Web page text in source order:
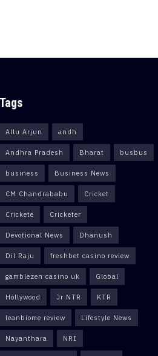
Tags
Allu Arjun andh
Andhra Pradesh Bharat busbus
business Business News
CM Chandrababu Cricket
Crickete Cricketer
Devotional News Dhanush
Dil Raju freshbet casino review
gamblezen casino uk Global
Hollywood Jr NTR KTR
leanbiome review Lifestyle News
Nayanthara NRI